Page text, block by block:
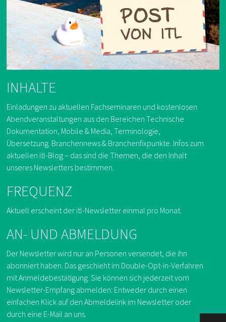
INHALTE
Einladungen zu aktuellen Fachseminaren und kostenlosen
Abendveranstaltungen aus den Bereichen Technische
Dokumentation, Mobile & Media, Terminologie,
Übersetzung. Branchennews & Branchenfixpunkte. Infos zum
aktuellen itl-Blog – das sind die Themen, die den Inhalt
unseres Newsletters bestimmen.
FREQUENZ
Aktuell erscheint der itl-Newsletter einmal pro Monat.
AN- UND ABMELDUNG
Der Newsletter wird nur an Personen versendet, die ihn
abonniert haben. Das geschieht im Double-Opt-in-Verfahren
mit Anmeldebestätigung. Sie können sich jederzeit vom
Newsletter-Empfang abmelden: Entweder durch einen
einfachen Klick auf den Abmeldelink im Newsletter oder
durch eine E-Mail an uns.